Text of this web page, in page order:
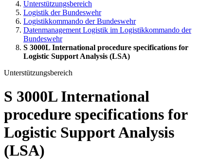
Unterstützungsbereich
Logistik der Bundeswehr
Logistikkommando der Bundeswehr
Datenmanagement Logistik im Logistikkommando der
Bundeswehr
S 3000L International procedure specifications for
Logistic Support Analysis (LSA)
Unterstützungsbereich
S 3000L International
procedure specifications for
Logistic Support Analysis
(LSA)